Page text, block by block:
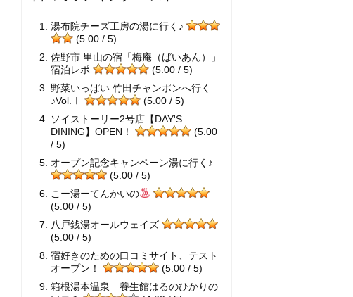
湯布院チーズ工房の湯に行く♪
(5.00 / 5)
佐野市 里山の宿「梅庵（ばいあん）」
宿泊レポ
(5.00 / 5)
野菜いっぱい 竹田チャンポンへ行く
♪Vol.Ⅰ
(5.00 / 5)
ソイストーリー2号店【DAY'S
DINING】OPEN！
(5.00
/ 5)
オープン記念キャンペーン湯に行く♪
(5.00 / 5)
こー湯ーてんかいの
(5.00 / 5)
八戸銭湯オールウェイズ
(5.00 / 5)
宿好きのための口コミサイト、テスト
オープン！
(5.00 / 5)
箱根湯本温泉 養生館はるのひかりの